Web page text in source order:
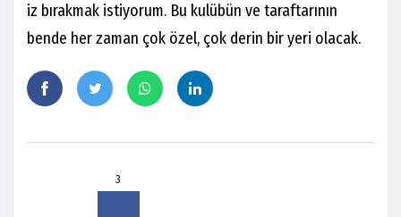
iz bırakmak istiyorum. Bu kulübün ve taraftarının
bende her zaman çok özel, çok derin bir yeri olacak.
3